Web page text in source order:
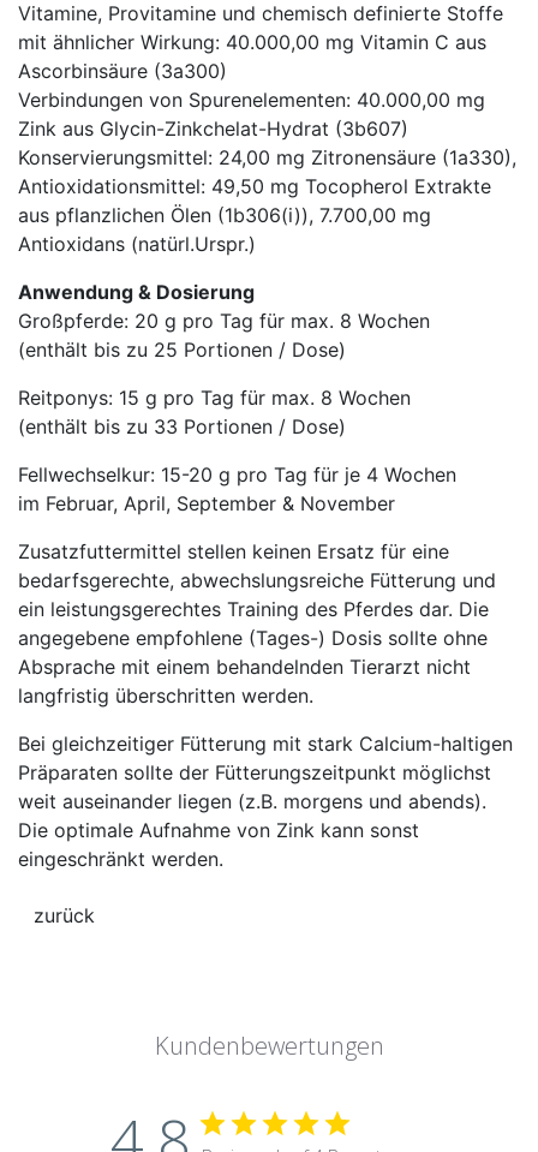
Vitamine, Provitamine und chemisch definierte Stoffe
mit ähnlicher Wirkung: 40.000,00 mg Vitamin C aus
Ascorbinsäure (3a300)
Verbindungen von Spurenelementen: 40.000,00 mg
Zink aus Glycin-Zinkchelat-Hydrat (3b607)
Konservierungsmittel: 24,00 mg Zitronensäure (1a330),
Antioxidationsmittel: 49,50 mg Tocopherol Extrakte
aus pflanzlichen Ölen (1b306(i)), 7.700,00 mg
Antioxidans (natürl.Urspr.)
Anwendung & Dosierung
Großpferde: 20 g pro Tag für max. 8 Wochen
(enthält bis zu 25 Portionen / Dose)
Reitponys: 15 g pro Tag für max. 8 Wochen
(enthält bis zu 33 Portionen / Dose)
Fellwechselkur: 15-20 g pro Tag für je 4 Wochen
im Februar, April, September & November
Zusatzfuttermittel stellen keinen Ersatz für eine
bedarfsgerechte, abwechslungsreiche Fütterung und
ein leistungsgerechtes Training des Pferdes dar. Die
angegebene empfohlene (Tages-) Dosis sollte ohne
Absprache mit einem behandelnden Tierarzt nicht
langfristig überschritten werden.
Bei gleichzeitiger Fütterung mit stark Calcium-haltigen
Präparaten sollte der Fütterungszeitpunkt möglichst
weit auseinander liegen (z.B. morgens und abends).
Die optimale Aufnahme von Zink kann sonst
eingeschränkt werden.
Kundenbewertungen